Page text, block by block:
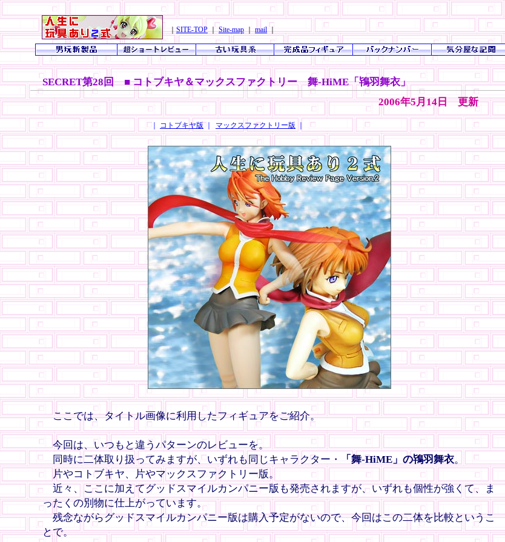
｜SITE-TOP｜Site-map｜mail｜
SECRET第28回 ■ コトブキヤ＆マックスファクトリー 舞-HiME「鴇羽舞衣」
2006年5月14日 更新
｜ コトブキヤ版｜ マックスファクトリー版
ここでは、タイトル画像に利用したフィギュアをご紹介。
今回は、いつもと違うパターンのレビューを。
同時に二体取り扱ってみますが、いずれも同じキャラクター・
「舞-HiME」の鴇羽舞衣。
片やコトブキヤ、片やマックスファクトリー版。
近々、ここに加えてグッドスマイルカンパニー版も発売されますが、いずれも個性が強くて、ま
ったくの別物に仕上がっています。
残念ながらグッドスマイルカンパニー版は購入予定がないので、今回はこの二体を比較というこ
とで。